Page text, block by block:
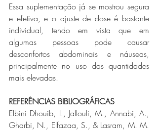
Essa suplementação já se mostrou segura
e efetiva, e o ajuste de dose é bastante
individual, tendo em vista que em
algumas pessoas pode causar
desconfortos abdominais e náuseas,
principalmente no uso das quantidades
mais elevadas.
REFERÊNCIAS BIBLIOGRÁFICAS
Elbini Dhouib, I., Jallouli, M., Annabi, A.,
Gharbi, N., Elfazaa, S., & Lasram, M. M.